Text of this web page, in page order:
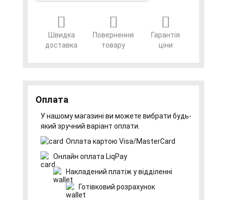
Швидка
доставка
Повернення
товару
Гарантія
ціни
Оплата
У нашому магазині ви можете вибрати будь-
який зручний варіант оплати.
Оплата картою Visa/MasterCard
Онлайн оплата LiqPay
Накладений платіж у відділенні
Готівковий розрахунок